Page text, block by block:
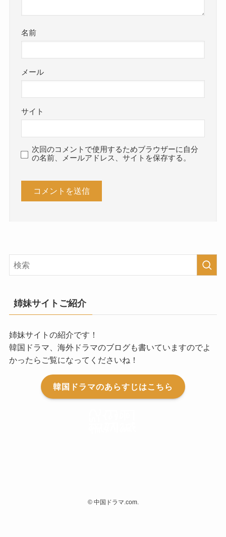
名前
メール
サイト
次回のコメントで使用するためブラウザーに自分
の名前、メールアドレス、サイトを保存する。
姉妹サイトご紹介
姉妹サイトの紹介です！
韓国ドラマ、海外ドラマのブログも書いていますのでよ
かったらご覧になってくださいね！
韓国ドラマのあらすじはこちら
©中国ドラマ.com.